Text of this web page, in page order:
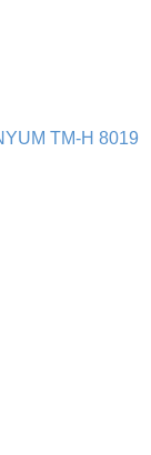
TM-H 8019